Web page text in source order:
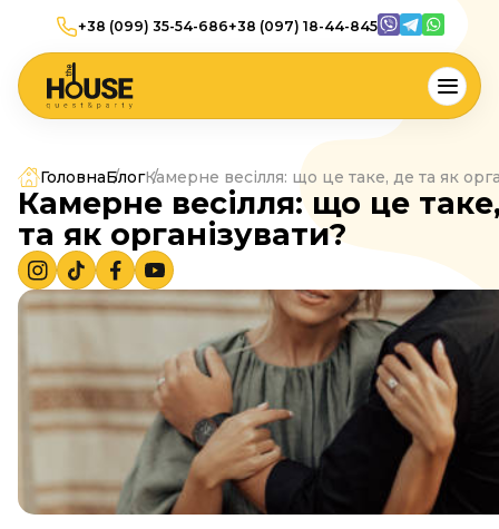
+38 (099) 35-54-686+38 (097) 18-44-845
ГоловнаБлогКамерне весілля: що це таке, де та як
Камерне весілля: що це
та як організувати?